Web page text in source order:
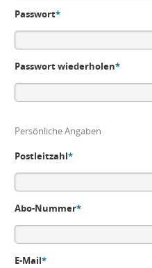
Passwort*
Passwort wiederholen*
Persönliche Angaben
Postleitzahl*
Abo-Nummer*
E-Mail*